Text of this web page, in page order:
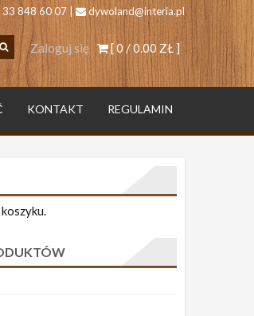
33 848 60 07 | dywoland@interia.pl
[ 0 /0.00 ZŁ]
Zaloguj się
KONTAKT REGULAMIN